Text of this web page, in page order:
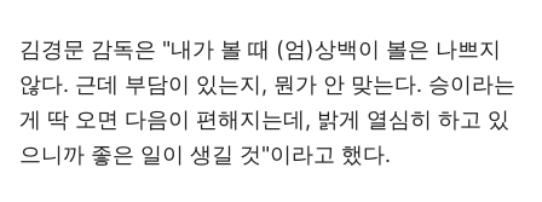
김경문 감독은 "내가 볼 때 (엄)상백이 볼은 나쁘지
않다. 근데 부담이 있는지, 뭔가 안 맞는다. 승이라는
게 딱 오면 다음이 편해지는데, 밝게 열심히 하고 있
으니까 좋은 일이 생길 것"이라고 했다.